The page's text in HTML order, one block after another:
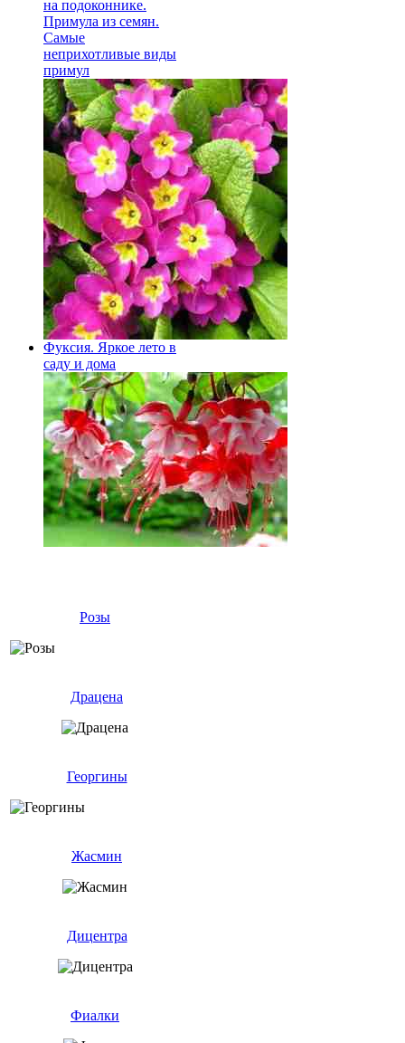
на подоконнике.
Примула из семян.
Самые
неприхотливые виды
примул
Фуксия. Яркое лето в
саду и дома
Розы
Драцена
Георгины
Жасмин
Дицентра
Фиалки